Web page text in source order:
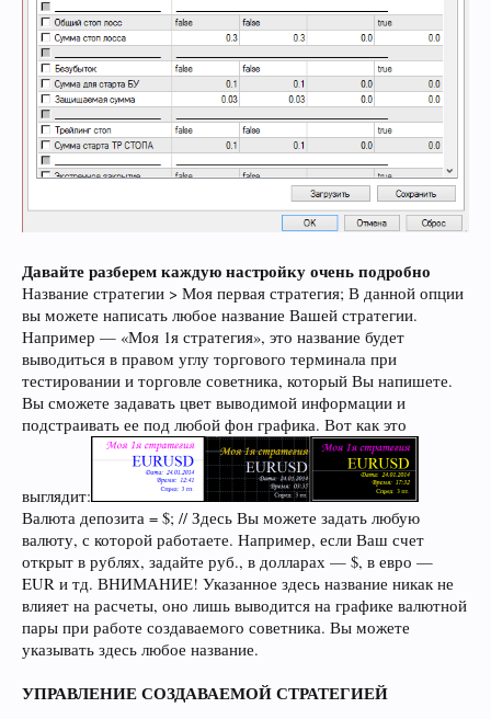
Давайте разберем каждую настройку очень подробно
Название стратегии > Моя первая стратегия; В данной опции
вы можете написать любое название Вашей стратегии.
Например — «Моя 1я стратегия», это название будет
выводиться в правом углу торгового терминала при
тестировании и торговле советника, который Вы напишете.
Вы сможете задавать цвет выводимой информации и
подстраивать ее под любой фон графика. Вот как это
выглядит:
Валюта депозита = $; // Здесь Вы можете задать любую
валюту, с которой работаете. Например, если Ваш счет
открыт в рублях, задайте руб., в долларах — $, в евро —
EUR и тд. ВНИМАНИЕ! Указанное здесь название никак не
влияет на расчеты, оно лишь выводится на графике валютной
пары при работе создаваемого советника. Вы можете
указывать здесь любое название.
УПРАВЛЕНИЕ СОЗДАВАЕМОЙ СТРАТЕГИЕЙ